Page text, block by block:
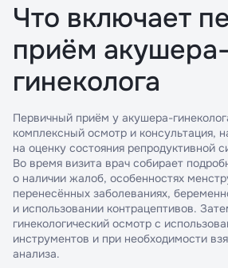
Что включает
приём акушера-
гинеколога
Первичный приём у акушера-
комплексный осмотр и консультация,
на оценку состояния репродуктивной
Во время визита врач собирает
о наличии жалоб, особенностях
перенесённых заболеваниях,
и использовании контрацептивов.
гинекологический осмотр с
инструментов и при необходимости
анализа.